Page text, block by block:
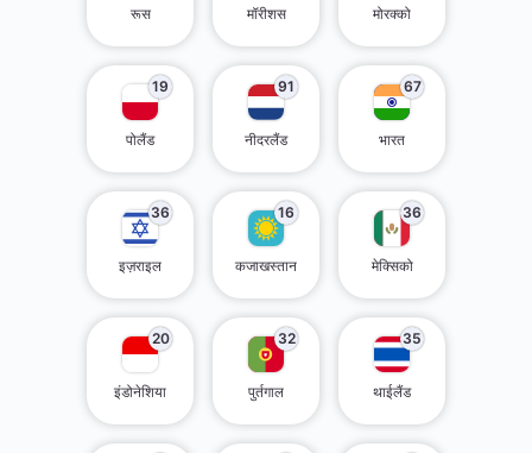
रूस मॉरीशस मोरक्को
19
पोलैंड
91
नीदरलैंड
67
भारत
36
इज़राइल
16
कजाखस्तान
36
मेक्सिको
20
इंडोनेशिया
32
पुर्तगाल
35
थाईलैंड